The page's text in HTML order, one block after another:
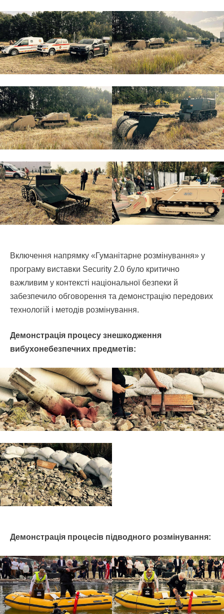
Включення напрямку «Гуманітарне розмінування» у
програму виставки Security 2.0 було критично
важливим у контексті національної безпеки й
забезпечило обговорення та демонстрацію передових
технологій і методів розмінування.
Демонстрація процесу знешкодження
вибухонебезпечних предметів:
Демонстрація процесів підводного розмінування: